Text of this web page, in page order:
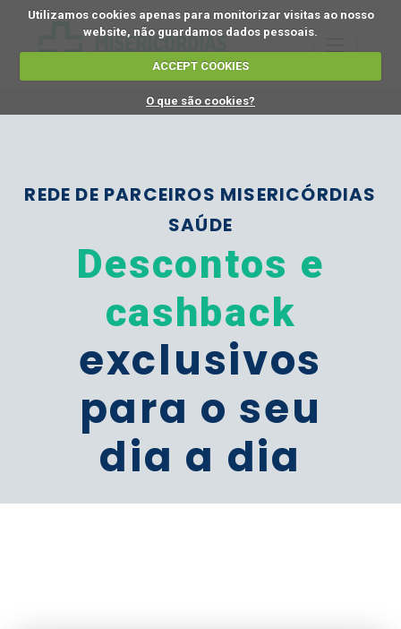
Utilizamos cookies apenas para monitorizar visitas ao nosso
website, não guardamos dados pessoais.
ACCEPT COOKIES
O que são cookies?
REDE DE PARCEIROS MISERICÓRDIAS
SAÚDE
Descontos e
cashback
exclusivos
para o seu
dia a dia